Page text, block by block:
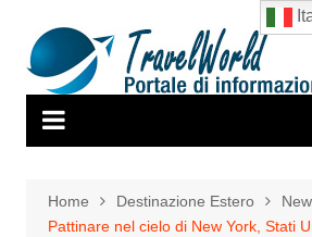
contenuto
Home Destinazione Estero
Pattinare nel cielo di New York, Stati